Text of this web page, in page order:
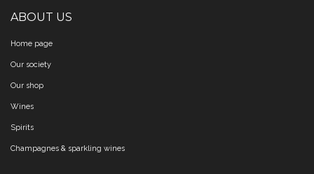
ABOUT US
Home page
Our society
Our shop
Wines
Spirits
Champagnes & sparkling wines